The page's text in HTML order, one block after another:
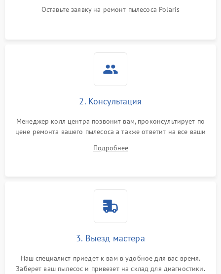
Оставьте заявку на ремонт пылесоса Polaris
2. Консультация
Менеджер колл центра позвонит вам, проконсультирует по
цене ремонта вашего пылесоса а также ответит на все ваши
Подробнее
3. Выезд мастера
Наш специалист приедет к вам в удобное для вас время.
Заберет ваш пылесос и привезет на склад для диагностики.